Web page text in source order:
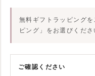
無料ギフトラッピング
ピング」 をお選びくださ
ご確認ください